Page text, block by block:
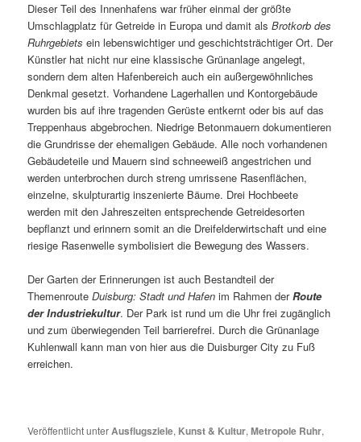
Dieser Teil des Innenhafens war früher einmal der größte
Umschlagplatz für Getreide in Europa und damit alsBrotkorb des
Ruhrgebiets ein lebenswichtiger und geschichtsträchtiger Ort. Der
Künstler hat nicht nur eine klassische Grünanlage angelegt,
sondern dem alten Hafenbereich auch ein außergewöhnliches
Denkmal gesetzt. Vorhandene Lagerhallen und Kontorgebäude
wurden bis auf ihre tragenden Gerüste entkernt oder bis auf das
Treppenhaus abgebrochen. Niedrige Betonmauern dokumentieren
die Grundrisse der ehemaligen Gebäude. Alle noch vorhandenen
Gebäudeteile und Mauern sind schneeweiß angestrichen und
werden unterbrochen durch streng umrissene Rasenflächen,
einzelne, skulpturartig inszenierte Bäume. Drei Hochbeete
werden mit den Jahreszeiten entsprechende Getreidesorten
bepflanzt und erinnern somit an die Dreifelderwirtschaft und eine
riesige Rasenwelle symbolisiert die Bewegung des Wassers.
Der Garten der Erinnerungen ist auch Bestandteil der
ThemenrouteDuisburg: Stadt und Hafen im Rahmen derRoute
der Industriekultur. Der Park ist rund um die Uhr frei zugänglich
und zum überwiegenden Teil barrierefrei. Durch die Grünanlage
Kuhlenwall kann man von hier aus die Duisburger City zu Fuß
erreichen.
Veröffentlicht unter Ausflugsziele, Kunst & Kultur,Metropole Ruhr,